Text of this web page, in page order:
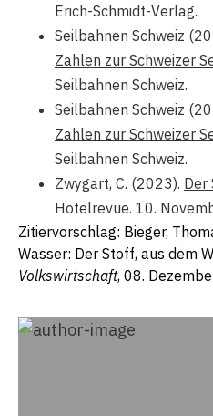
Erich-Schmidt-Verlag.
Seilbahnen Schweiz
Zahlen zur Schweizer
Seilbahnen Schweiz.
Seilbahnen Schweiz
Zahlen zur Schweizer
Seilbahnen Schweiz.
Zwygart, C. (2023). Der
Hotelrevue. 10.
Zitiervorschlag: Bieger,
Wasser: Der Stoff, aus dem
Volkswirtschaft, 08.